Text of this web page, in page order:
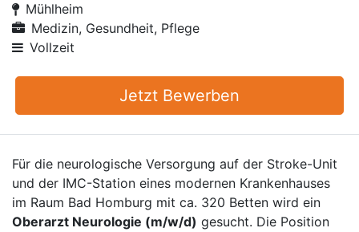
Mühlheim
Medizin, Gesundheit, Pflege
Vollzeit
Jetzt Bewerben
Für die neurologische Versorgung auf der Stroke-Unit
und der IMC-Station eines modernen Krankenhauses
im Raum Bad Homburg mit ca. 320 Betten wird ein
Oberarzt Neurologie (m/w/d) gesucht. Die Position